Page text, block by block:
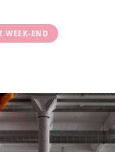
WEEK-END